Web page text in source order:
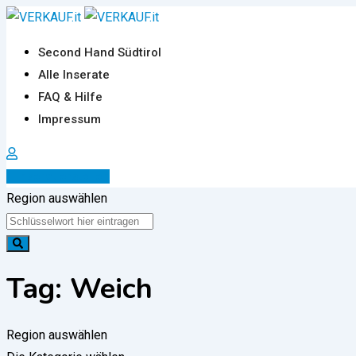
Zum
springen
Second Hand Südtirol
Alle Inserate
FAQ & Hilfe
Impressum
Region auswählen
Tag: Weich
Region auswählen